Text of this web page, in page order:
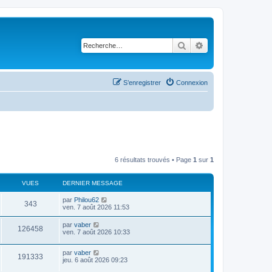
Rechercher
Connexion
S’enregistrer
6 résultats trouvés • Page 1 sur 1
VUES DERNIER MESSAGE
343V
u
D
e
i
e
r
m
e
s
par Philou62
ven. 7 août 2026 11:53
126458
u
D
e
n
i
e
par vaber
ven. 7 août 2026 10:33
191333
D
e
par vaber
jeu. 6 août 2026 09:23